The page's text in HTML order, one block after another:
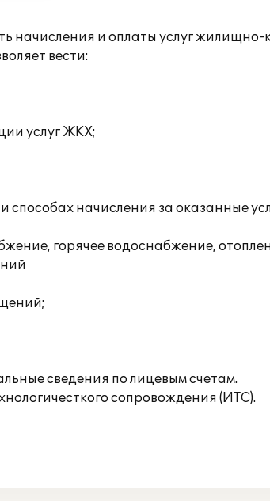
и оплаты услуг жилищно-
вести:
услуг ЖКХ;
способах начисления за оказанные
горячее водоснабжение,
сведения по лицевым счетам.
сопровождения (ИТС).